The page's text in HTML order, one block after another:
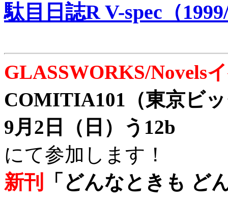
駄目日誌R V-spec（
GLASSWORKS/Novels
COMITIA101（東京ビ
9月2日（日）う12b
にて参加します！
新刊
「どんなときも ど